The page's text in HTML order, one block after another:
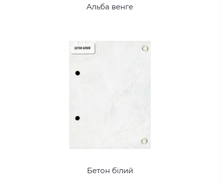
Альба венге
Бетон білий